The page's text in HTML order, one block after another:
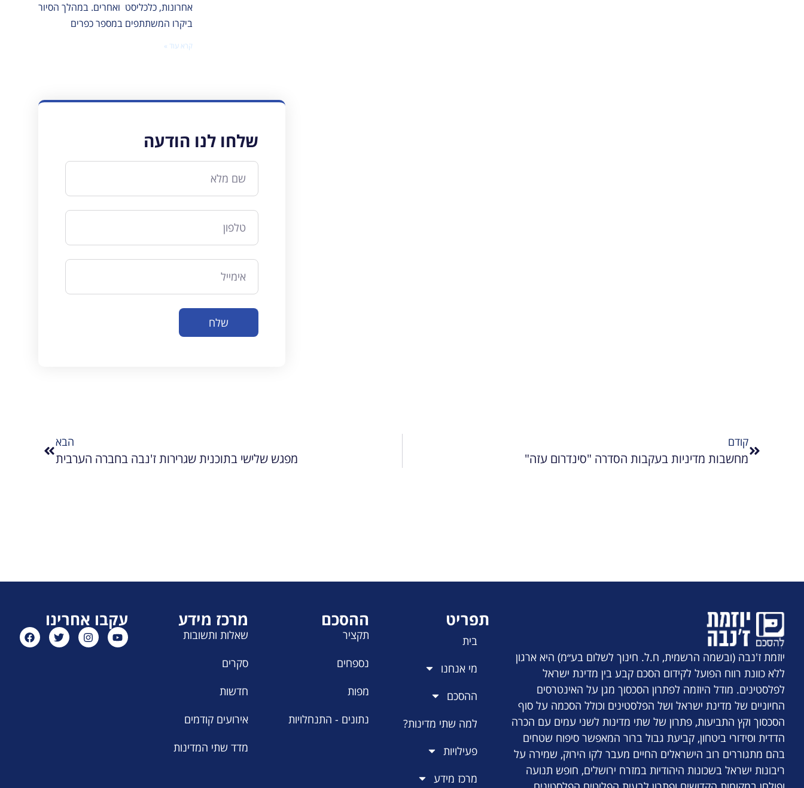
אחרונות, כלכליסט ואחרים. במהלך הסיור
ביקרו המשתתפים במספר כפרים
קרא עוד »
שלחו לנו הודעה
שלח
קודם
מחשבות מדיניות בעקבות הסדרה "סינדרום עזה"
הבא
מפגש שלישי בתוכנית שגרירות ז'נבה בחברה הערבית
יוזמת ז'נבה (ובשמה הרשמית, ח.ל. חינוך לשלום בע״מ) היא ארגון
ללא כוונת רווח הפועל לקידום הסכם קבע בין מדינת ישראל
לפלסטינים. מודל היוזמה לפתרון הסכסוך מגן על האינטרסים
החיוניים של מדינת ישראל ושל הפלסטינים וכולל הסכמה על סוף
הסכסוך וקץ התביעות, פתרון של שתי מדינות לשני עמים עם הכרה
הדדית וסידורי ביטחון, קביעת גבול ברור המאפשר סיפוח שטחים
בהם מתגוררים רוב הישראלים החיים מעבר לקו הירוק, שמירה על
ריבונות ישראל בשכונות היהודיות במזרח ירושלים, חופש תנועה
תפריט
בית
מי אנחנו
ההסכם
למה שתי מדינות?
פעילויות
מרכז מידע
ההסכם
תקציר
נספחים
מפות
נתונים - התנחלויות
מרכז מידע
שאלות ותשובות
סקרים
חדשות
אירועים קודמים
מדד שתי המדינות
עקבו אחרינו